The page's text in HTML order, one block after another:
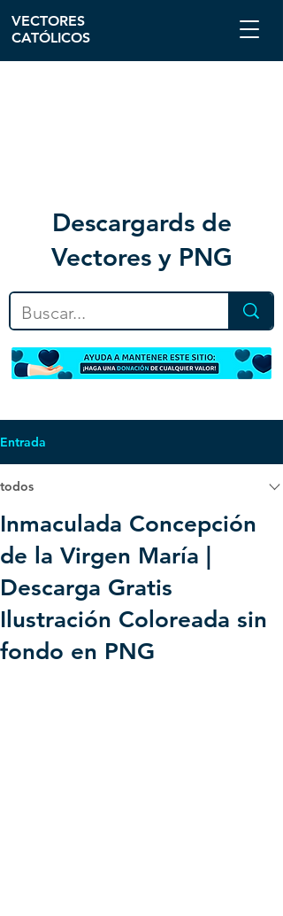
Descargards de
Vectores y PNG
VECTORES
CATÓLICOS
Entrada
todos
Inmaculada Concepción
de la Virgen María |
Descarga Gratis
Ilustración Coloreada sin
fondo en PNG